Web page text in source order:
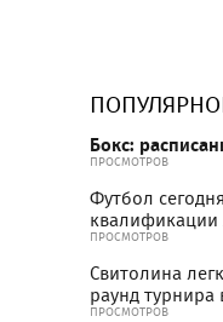
Бокс:
ПРОСМОТРОВ
Футбол
ПРОСМОТРОВ
Свитолина
раунд турнира
ПРОСМОТРОВ